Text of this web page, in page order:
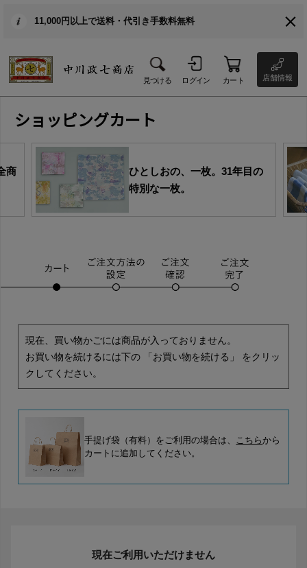
11,000円以上で送料・代引き手数料無料
見つける ログイン カート 店舗情報
ショッピングカート
商
ひとしおの、一枚。31年目の
特別な一枚。
現在、買い物かごには商品が入っておりません。
お買い物を続けるには下の 「お買い物を続ける」 をクリッ
クしてください。
手提げ袋（有料）をご利用の場合は、 こちらから
カートに追加してください。
現在ご利用いただけません